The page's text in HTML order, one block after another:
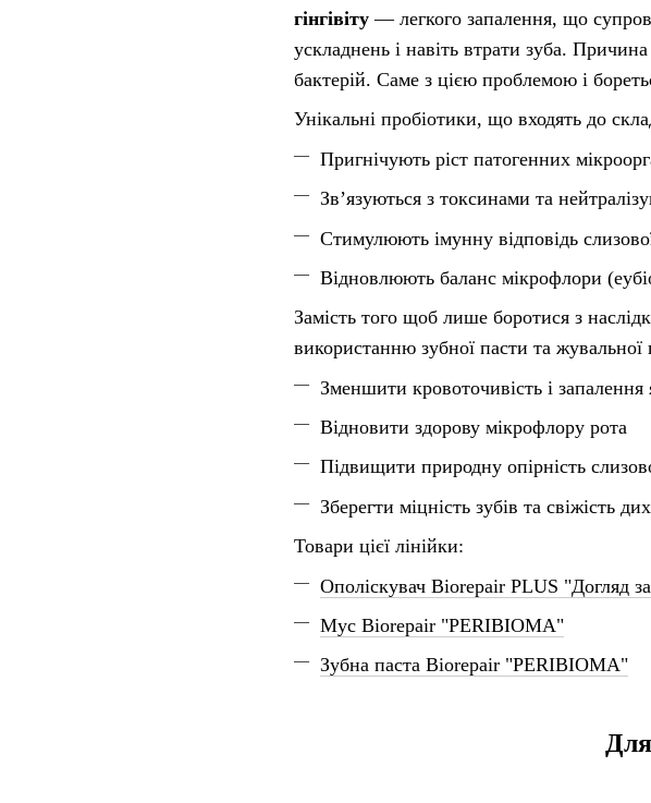
гінгівіту — легкого запалення, що
ускладнень і навіть втрати зуба.
бактерій. Саме з цією проблемою і
Унікальні пробіотики, що входять до
Пригнічують ріст патогенних
Зв’язуються з токсинами та
Стимулюють імунну відповідь
Відновлюють баланс мікрофлори
Замість того щоб лише боротися з
використанню зубної пасти та
Зменшити кровоточивість і запалення
Відновити здорову мікрофлору рота
Підвищити природну опірність
Зберегти міцність зубів та свіжість
Товари цієї лінійки:
Ополіскувач Biorepair PLUS "Догляд
Мус Biorepair "PERIBIOMA"
Зубна паста Biorepair "PERIBIOMA"